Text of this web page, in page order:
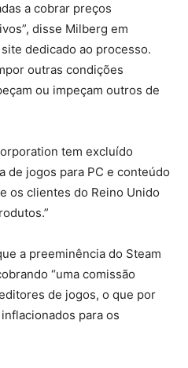
a cobrar preços
disse Milberg em
site dedicado ao processo.
outras condições
ou impeçam outros de
tem excluído
de jogos para PC e conteúdo
os clientes do Reino Unido
a preeminência do Steam
“uma comissão
de jogos, o que por
para os